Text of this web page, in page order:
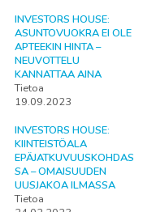
INVESTORS HOUSE:
ASUNTOVUOKRA EI OLE
APTEEKIN HINTA –
NEUVOTTELU
KANNATTAA AINA
Tietoa
19.09.2023
INVESTORS HOUSE:
KIINTEISTÖALA
EPÄJATKUVUUSKOHDAS
SA – OMAISUUDEN
UUSJAKOA ILMASSA
Tietoa